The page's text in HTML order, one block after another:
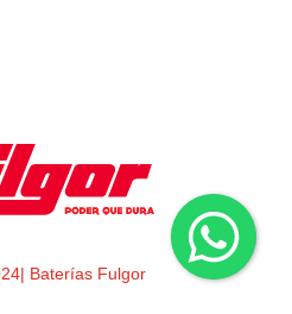
Baterías Fulgor